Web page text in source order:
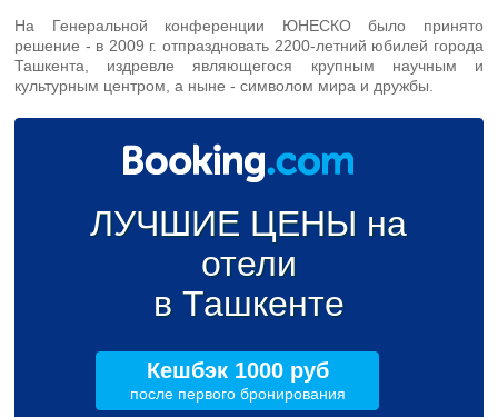
На Генеральной конференции ЮНЕСКО было принято
решение - в 2009 г. отпраздновать 2200-летний юбилей города
Ташкента, издревле являющегося крупным научным и
культурным центром, а ныне - символом мира и дружбы.
ЛУЧШИЕ ЦЕНЫ на
отели
в Ташкенте
Кешбэк 1000 руб
после первого бронирования